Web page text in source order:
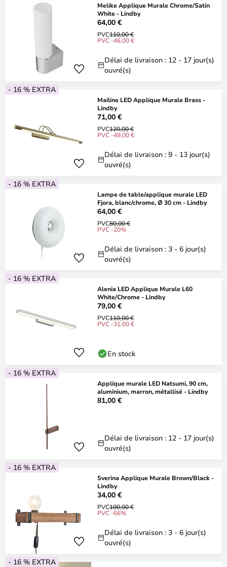
Melike Applique Murale Chrome/Satin
White - Lindby
64,00 €
PVC110,00 €
PVC -46,00 €
Délai de livraison : 12 - 17 jour(s)
ouvré(s)
- 16 % EXTRA
Mailine LED Applique Murale Brass -
Lindby
71,00 €
PVC120,00 €
PVC -49,00 €
Délai de livraison : 9 - 13 jour(s)
ouvré(s)
- 16 % EXTRA
Lampe de table/applique murale LED
Fjora, blanc/chrome, Ø 30 cm - Lindby
64,00 €
PVC80,00 €
PVC -20%
Délai de livraison : 3 - 6 jour(s)
ouvré(s)
- 16 % EXTRA
Alenia LED Applique Murale L60
White/Chrome - Lindby
79,00 €
PVC110,00 €
PVC -31,00 €
En stock
- 16 % EXTRA
Applique murale LED Natsumi, 90 cm,
aluminium, marron, métallisé - Lindby
81,00 €
Délai de livraison : 12 - 17 jour(s)
ouvré(s)
- 16 % EXTRA
Sverina Applique Murale Brown/Black -
Lindby
34,00 €
PVC100,00 €
PVC -66%
Délai de livraison : 3 - 6 jour(s)
ouvré(s)
- 16 % EXTRA